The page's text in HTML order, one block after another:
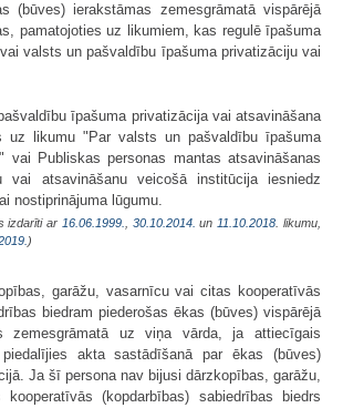
(būves) ierakstāmas zemesgrāmatā vispārējā
pamatojoties uz likumiem, kas regulē īpašuma
valsts un pašvaldību īpašuma privatizāciju vai
īpašuma privatizācija vai atsavināšana
uz likumu "Par valsts un pašvaldību īpašuma
vai Publiskas personas mantas atsavināšanas
vai atsavināšanu veicošā institūcija iesniedz
nostiprinājuma lūgumu.
izdarīti ar 16.06.1999. 30.10.2014. un 11.10.2018 . likumu,
)
garāžu, vasarnīcu vai citas kooperatīvās
biedram piederošas ēkas (būves) vispārējā
zemesgrāmatā uz viņa vārda, ja attiecīgais
akta sastādīšanā par ēkas (būves)
Ja šī persona nav bijusi dārzkopības, garāžu,
(kopdarbības) sabiedrības biedrs